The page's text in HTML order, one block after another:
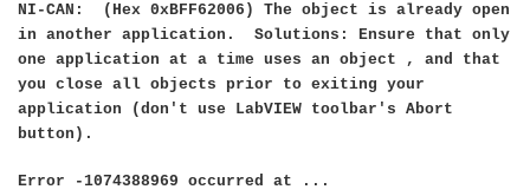
NI-CAN: (Hex 0xBFF62006) The object is already open
in another application. Solutions: Ensure that only
one application at a time uses an object , and that
you close all objects prior to exiting your
application (don't use LabVIEW toolbar's Abort
button).
Error -1074388969 occurred at ...